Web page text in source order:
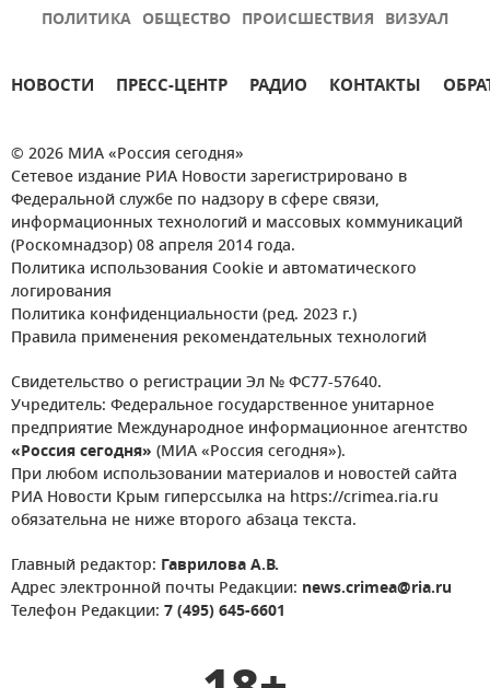
ПОЛИТИКА ОБЩЕСТВО ПРОИСШЕСТВИЯ ВИЗУАЛ
НОВОСТИ ПРЕСС-ЦЕНТР РАДИО КОНТАКТЫ
© 2026 МИА «Россия сегодня»
Сетевое издание РИА Новости зарегистрировано в
Федеральной службе по надзору в сфере связи,
информационных технологий и массовых коммуникаций
(Роскомнадзор) 08 апреля 2014 года.
Политика использования Cookie и автоматического
логирования
Политика конфиденциальности (ред. 2023 г.)
Правила применения рекомендательных технологий
Свидетельство о регистрации Эл № ФС77-57640.
Учредитель: Федеральное государственное унитарное
предприятие Международное информационное агентство
«Россия сегодня» (МИА «Россия сегодня»).
При любом использовании материалов и новостей сайта
РИА Новости Крым гиперссылка на https://crimea.ria.ru
обязательна не ниже второго абзаца текста.
Главный редактор: Гаврилова А.В.
Адрес электронной почты Редакции: news.crimea@ria.ru
Телефон Редакции: 7 (495) 645-6601